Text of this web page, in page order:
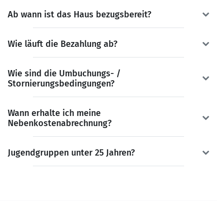
Ab wann ist das Haus bezugsbereit?
Wie läuft die Bezahlung ab?
Wie sind die Umbuchungs- /
Stornierungsbedingungen?
Wann erhalte ich meine
Nebenkostenabrechnung?
Jugendgruppen unter 25 Jahren?